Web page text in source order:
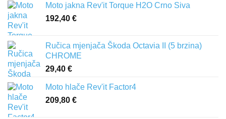
Moto jakna Rev'it Torque H2O Crno Siva
192,40 €
Ručica mjenjača Škoda Octavia II (5 brzina)
CHROME
29,40 €
Moto hlače Rev'it Factor4
209,80 €